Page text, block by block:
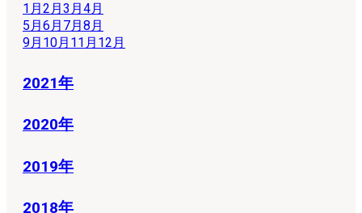
1月 2月 3月 4月
5月 6月 7月 8月
9月 10月 11月 12月
2021年
2020年
2019年
2018年